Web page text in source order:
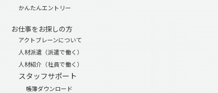
かんたんエントリー
お仕事をお探しの方
アクトブレーンについて
人材派遣（派遣で働く）
人材紹介（社員で働く）
スタッフサポート
帳簿ダウンロード